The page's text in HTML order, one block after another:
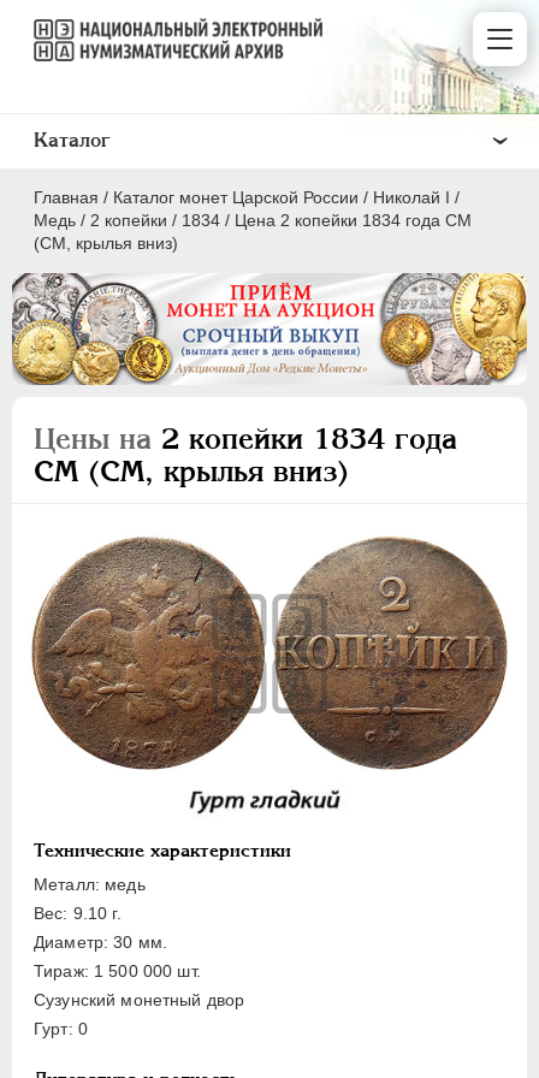
Главная / Каталог монет Царской России / Николай I /
Медь / 2 копейки / 1834 / Цена 2 копейки 1834 года СМ
(СМ, крылья вниз)
Цены на 2 копейки 1834 года
СМ (СМ, крылья вниз)
Технические характеристики
Металл: медь
Вес: 9.10 г.
Диаметр: 30 мм.
Тираж: 1 500 000 шт.
Сузунский монетный двор
Гурт: 0
Каталог
ПEТР I 1699 - 1725
ЕКАТЕРИНА I 1725-1727
АННА ИОАННОВНА 1730-1740
ИОАНН АНТОНОВИЧ 1740-1741
ПЕТР III 1762-1762
ЕКАТЕРИНА II 1762-1796
ПАВЕЛ I 1796-1801
АЛЕКСАНДР I 1801-1825
НИКОЛАЙ I 1826-1855
Платина
10 копеек
5 копеек
3 копейки
2 копейки
1 копейка